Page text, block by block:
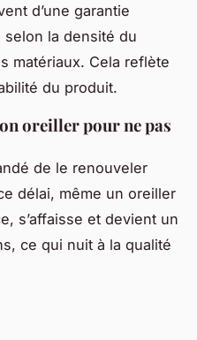
d’une garantie
la densité du
matériaux. Cela reflète
du produit.
oreiller pour ne pas
de le renouveler
délai, même un oreiller
s’affaisse et devient un
ce qui nuit à la qualité